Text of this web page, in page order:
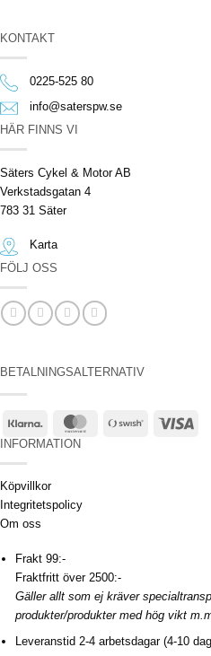
KONTAKT
0225-525 80
info@saterspw.se
HÄR FINNS VI
Säters Cykel & Motor AB
Verkstadsgatan 4
783 31 Säter
Karta
FÖLJ OSS
BETALNINGSALTERNATIV
Klarna MasterCardSwish
INFORMATION
Köpvillkor
Integritetspolicy
Om oss
Frakt 99:-
Fraktfritt över 2500:-
Gäller allt som ej kräver
produkter/produkter med hög vikt
Leveranstid 2-4 arbetsdagar (4-10